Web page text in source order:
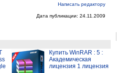
Написать редактору
Дата публикации: 24.11.2009
Купить WinRAR : 5 :
Академическая
лицензия 1 лицензия